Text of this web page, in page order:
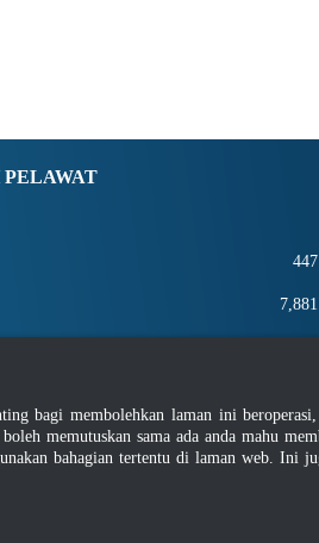
447
7,881
2,669,520
bagi membolehkan laman ini
memutuskan sama ada anda mahu
bahagian tertentu di laman web. Ini